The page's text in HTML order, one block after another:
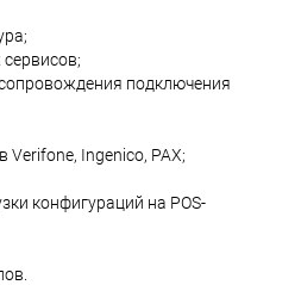
подключения
Verifone, Ingenico, PAX;
конфигураций на POS-